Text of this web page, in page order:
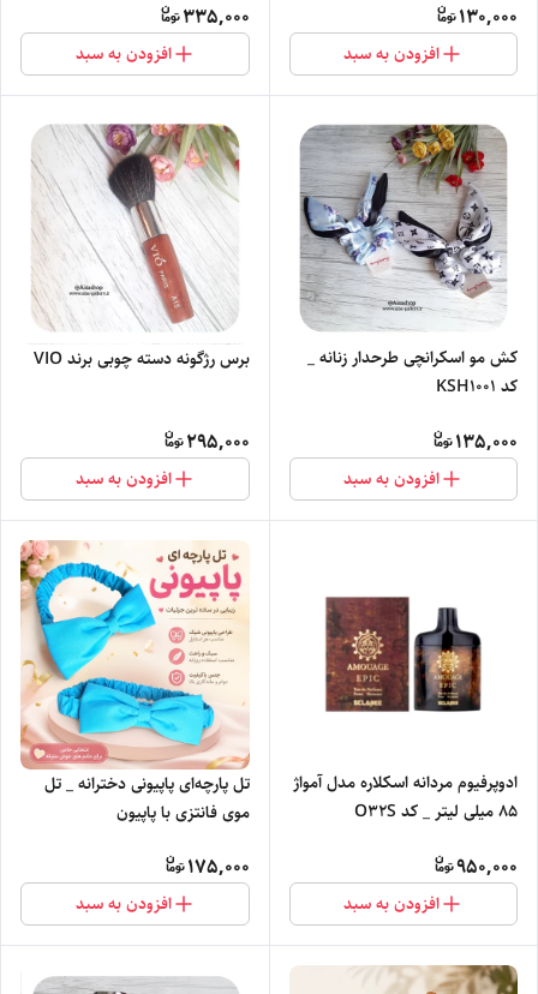
130,000
افزودن به سبد
335,000
افزودن به سبد
کش مو اسکرانچی طرحدار زنانه _
کد KSH1001
135,000
افزودن به سبد
برس رژگونه دسته چوبی برند VIO
295,000
افزودن به سبد
ادوپرفیوم مردانه اسکلاره مدل آمواژ
۸۵ میلی لیتر _ کد O3۲S
950,000
افزودن به سبد
تل پارچه‌ای پاپیونی دخترانه _ تل
موی فانتزی با پاپیون
175,000
افزودن به سبد